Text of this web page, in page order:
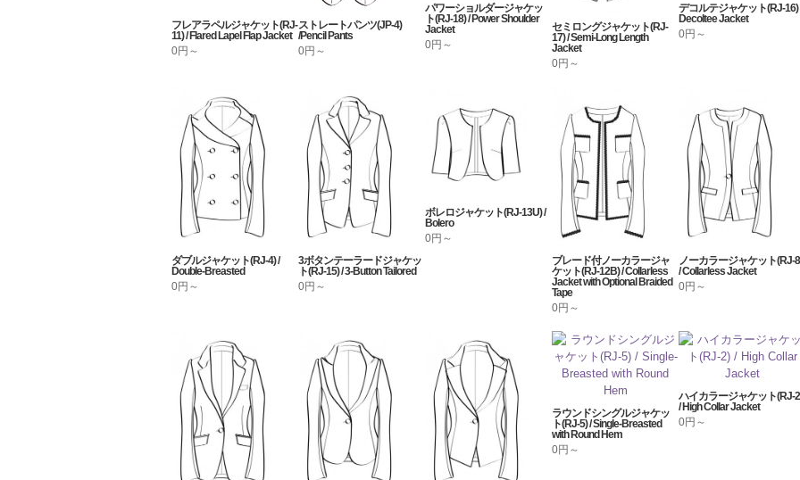
フレアラペルジャケット(RJ-
11) / Flared Lapel Flap Jacket
0円～
ストレートパンツ(JP-4)
/Pencil Pants
0円～
パワーショルダージャケッ
ト(RJ-18) / Power Shoulder
Jacket
0円～
セミロングジャケット(RJ-
17) / Semi-Long Length
Jacket
0円～
デコルテジャケット(RJ-16)
Decoltee Jacket
0円～
ダブルジャケット(RJ-4) /
Double-Breasted
0円～
3ボタンテーラードジャケッ
ト(RJ-15) / 3-Button Tailored
0円～
ボレロジャケット(RJ-13U) /
Bolero
0円～
ブレード付ノーカラージャ
ケット(RJ-12B) / Collarless
Jacket with Optional Braided
Tape
0円～
ノーカラージャケット(RJ-
/ Collarless Jacket
0円～
ラウンドシングルジャケッ
ト(RJ-5) / Single-Breasted
with Round Hem
0円～
ハイカラージャケット(RJ-
/ High Collar Jacket
0円～